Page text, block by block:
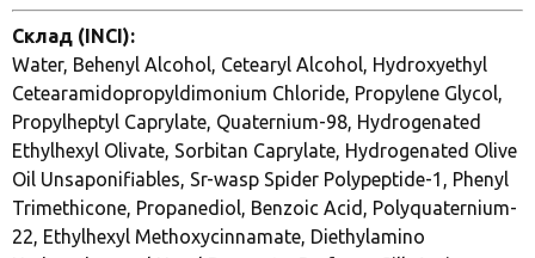
Склад (INCI):
Water, Behenyl Alcohol, Cetearyl Alcohol, Hydroxyethyl
Cetearamidopropyldimonium Chloride, Propylene Glycol,
Propylheptyl Caprylate, Quaternium-98, Hydrogenated
Ethylhexyl Olivate, Sorbitan Caprylate, Hydrogenated Olive
Oil Unsaponifiables, Sr-wasp Spider Polypeptide-1, Phenyl
Trimethicone, Propanediol, Benzoic Acid, Polyquaternium-
22, Ethylhexyl Methoxycinnamate, Diethylamino